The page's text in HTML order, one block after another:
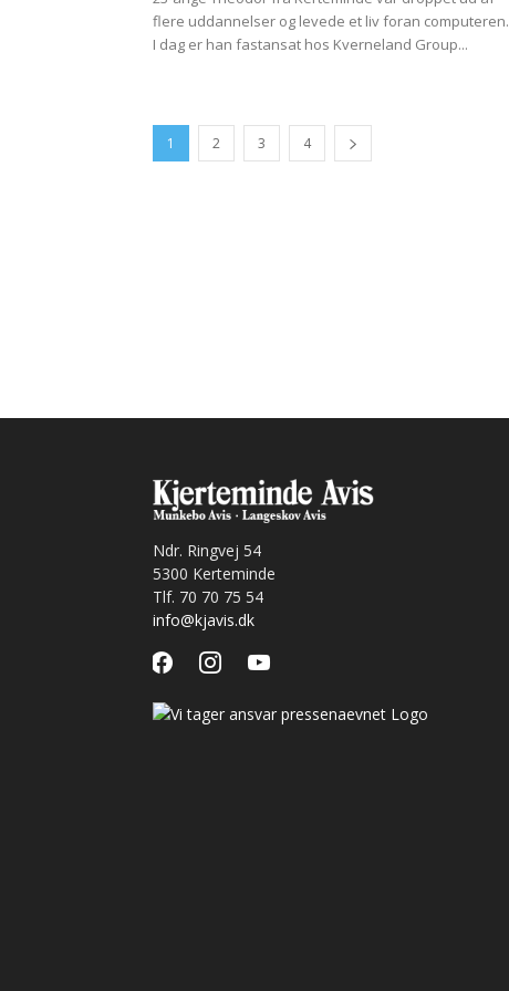
flere uddannelser og levede et liv foran computeren.
I dag er han fastansat hos Kverneland Group...
1 2 3 4
Ndr. Ringvej 54
5300 Kerteminde
Tlf. 70 70 75 54
info@kjavis.dk
facebookinstagramyoutube